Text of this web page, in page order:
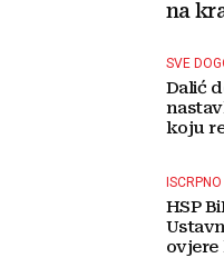
na
SVE
Dalić
koju
HSP
ovjere